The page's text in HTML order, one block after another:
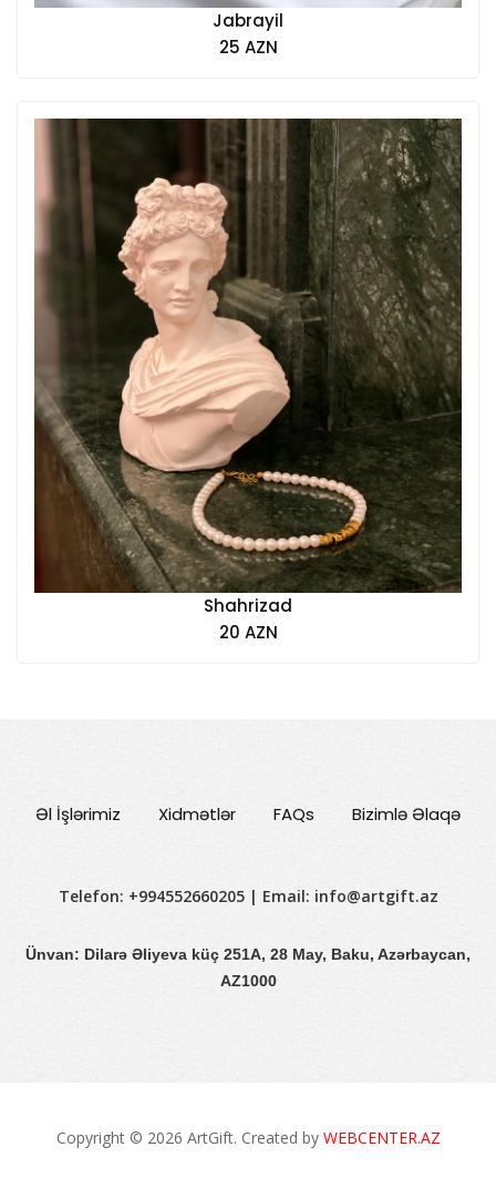
Jabrayil
25 AZN
Shahrizad
20 AZN
Əl İşlərimiz Xidmətlər FAQs Bizimlə Əlaqə
Telefon: +994552660205 | Email: info@artgift.az
Ünvan: Dilarə Əliyeva küç 251A, 28 May, Baku, Azərbaycan,
AZ1000
Copyright © 2026 ArtGift. Created by WEBCENTER.AZ